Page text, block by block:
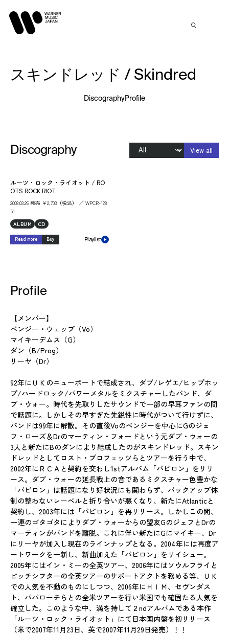
スキンドレッド / Skindred
DiscographyProfile
Discography View all
ルーツ・ロック・ライオット / RO
OTS ROCK RIOT
2008.03.26 発売 ￥2,703（税込） ／ WPCR-128
51
ALBUM
CD
Read more Buy Playlist
Profile
【メンバー】
ベンジー・ウェッブ（Vo）
マイキーデムス（G）
ダン（B/Prog）
リーヤ（Dr）
92年にＵＫのニューポートで結成され、ダブ/レゲエ/ヒップホッ
プ/ハードロック/パワーメタルをミクスチャーしたバンド、ダ
ブ・ウォー。時代を先取りしたサウンドで一部の早耳ファンの間
で話題に。しかしその早すぎた先鋭性に時代がついて行けずに、
バンドは99年に解散。その直後Voのベンジーを中心にGのジェ
フ・ローズ＆Drのマーティン・フォードという元ダブ・ウォーの
3人と新たにBのダンにより結成したのがスキンドレッド。スキン
ドレッドとしてロスト・プロフェッツらとツアーを行う中で、
2002年にＲＣＡと契約を交わし1stアルバム「バビロン」をリリ
ース。ダブ・ウォーの延長戦上の音であるミクスチャー色豊かな
「バビロン」は話題になり好状況にも関わらず、バックアップ体
制の整わないレーベルと折り合いが悪くなり、新たにAtlanticと
契約し、2003年には「バビロン」を再リリース。しかしこの間、
一連のゴタゴタによりダブ・ウォーからの盟友GのジェフとDrの
マーティンがバンドを離脱。これに伴い新たにGにマイキー、Dr
にリーヤが加入し現在のラインナップとなる。2004年には再度ア
ートワークを一新し、新曲加えた「バビロン」をリイシュー。
2005年にはイン・ミーの全英ツアー、2006年にはソウルフライと
ピッチシフターの全英ツアーのサポートアクトを務める等、ＵＫ
での人気を不動のものにしつつ、2006年にＨＩＭ、セヴンダス
ト、パパローチらとの全米ツアーを行い米国でも確固たる人気を
確立した。このような中、満を持して２ndアルバムである本作
「ルーツ・ロック・ライオット」にて日本国内盤を初リリース
（米で2007年11月23日、英で2007年11月29日発売）！！